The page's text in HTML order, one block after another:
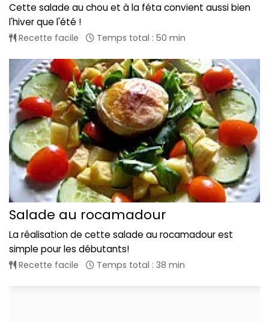
Cette salade au chou et à la féta convient aussi bien
l'hiver que l'été !
Recette facile Temps total : 50 min
Salade au rocamadour
La réalisation de cette salade au rocamadour est
simple pour les débutants!
Recette facile Temps total : 38 min